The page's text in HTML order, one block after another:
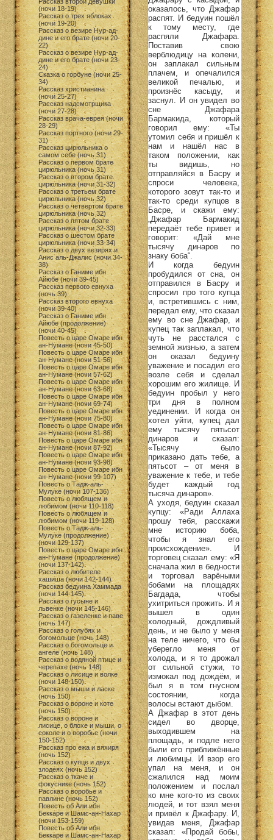
(ночи 18-19)
Рассказ о трех яблоках
(ночи 19-20)
Рассказ о везире Нур-ад-
дине и его брате (ночи 20-
22)
Рассказ о везире Нур-ад-
дине и его брате (ночи 23-
24)
Сказка о горбуне (ночи 25-
34)
Рассказ христианина
(ночи 25-27)
Рассказ надсмотрщика
(ночи 27-28)
Рассказ врача-еврея (ночи
28-29)
Рассказ портного (ночи 29-
31)
Рассказ цирюльника о
самом себе (ночь 31)
Рассказ о первом брате
цирюльника (ночь 31)
Рассказ о втором брате
цирюльника (ночи 31-32)
Рассказ о третьем брате
цирюльника (ночь 32)
Рассказ о четвертом брате
цирюльника (ночь 32)
Рассказ о пятом брате
цирюльника (ночи 32-33)
Рассказ о шестом брате
цирюльника (ночи 33-34)
Рассказ о двух везирях и
Анис аль-Джалис (ночи 34-
38)
Рассказ о Ганиме ибн
Айюбе (ночи 39-45)
Рассказ первого евнуха
(ночь 39)
Рассказ второго евнуха
(ночи 39-40)
Рассказ о Ганиме ибн
Айюбе (продолжение)
(ночи 40-45)
Повесть о царе Омаре ибн
ан-Нумане (ночи 45-50)
Повесть о царе Омаре ибн
ан-Нумане (ночи 51-56)
Повесть о царе Омаре ибн
ан-Нумане (ночи 57-62)
Повесть о царе Омаре ибн
ан-Нумане (ночи 63-68)
Повесть о царе Омаре ибн
ан-Нумане (ночи 69-74)
Повесть о царе Омаре ибн
ан-Нумане (ночи 75-80)
Повесть о царе Омаре ибн
ан-Нумане (ночи 81-86)
Повесть о царе Омаре ибн
ан-Нумане (ночи 87-92)
Повесть о царе Омаре ибн
ан-Нумане (ночи 93-98)
Повесть о царе Омаре ибн
ан-Нумане (ночи 99-107)
Повесть о Тадж-аль-
Мулуке (ночи 107-136)
Повесть о любящем и
любимом (ночи 110-118)
Повесть о любящем и
любимом (ночи 119-128)
Повесть о Тадж-аль-
Мулуке (продолжение)
(ночи 129-137)
Повесть о царе Омаре ибн
ан-Нумане (продолжение)
(ночи 137-142)
Рассказ о любителе
хашиша (ночи 142-144)
Рассказ бедуина Хаммада
(ночи 144-145)
Рассказ о гусыне и
львенке (ночи 145-146)
Рассказ о газеленке и паве
(ночь 147)
Рассказ о голубях и
богомольце (ночь 148)
Рассказ о богомольце и
ангеле (ночь 148)
Рассказ о водяной птице и
черепахе (ночь 148)
Рассказ о лисице и волке
(ночи 148-150)
Рассказ о мыши и ласке
(ночь 150)
Рассказ о вороне и коте
(ночь 150)
Рассказ о вороне и
лисице, о блохе и мыши, о
соколе и о воробье (ночи
150-152)
Рассказ про ежа и вяхиря
(ночь 152)
Рассказ о купце и двух
злодеях (ночь 152)
Рассказ о ткаче и
фокуснике (ночь 152)
Рассказ о воробье и
павлине (ночь 152)
Повесть об Али ибн
Беккаре и Шамс-ан-Нахар
(ночи 153-159)
Повесть об Али ибн
Беккаре и Шамс-ан-Нахар
оказалось, что Джафар
распят. И бедуин пошёл
к тому месту, где
распяли Джафара.
Поставив свою
верблюдицу на колени,
он заплакал сильным
плачем, и опечалился
великой печалью, и
произнёс касыду, и
заснул. И он увидел во
сне Джафара
Бармакида, который
говорил ему: «Ты
утомил себя и пришёл к
нам и нашёл нас в
таком положении, как
ты видишь, но
отправляйся в Басру и
спроси человека,
которого зовут так-то и
так-то среди купцов в
Басре, и скажи ему:
„Джафар Бармакид
передаёт тебе привет и
говорит: «Дай мне
тысячу динаров по
знаку боба“.
И когда бедуин
пробудился от сна, он
отправился в Басру и
спросил про того купца
и, встретившись с ним,
передал ему, что сказал
ему во сне Джафар, и
купец так заплакал, что
чуть не расстался с
земной жизнью, а затем
он оказал бедуину
уважение и посадил его
возле себя и сделал
хорошим его жилище. И
бедуин пробыл у него
три дня в полном
уединении. И когда он
хотел уйти, купец дал
ему тысячу пятьсот
динаров и сказал:
«Тысячу было
приказано дать тебе, а
пятьсот – от меня в
уважение к тебе, и тебе
будет каждый год
тысяча динаров».
А уходя, бедуин сказал
купцу: «Ради Аллаха
прошу тебя, расскажи
мне историю боба,
чтобы я знал его
происхождение». И
торговец сказал ему: «Я
сначала жил в бедности
и торговал варёными
бобами на площадях
Багдада, чтобы
ухитриться прожить. И я
вышел в один
холодный, дождливый
день, и не было у меня
на теле ничего, что бы
уберегло меня от
холода, и я то дрожал
от сильной стужи, то
измокал под дождём, и
был я в том гнусном
состоянии, когда
волосы встают дыбом.
А Джафар в этот день
сидел во дворце,
выходившем на
площадь, и подле него
были его приближённые
и любимцы. И взор его
упал на меня, и он
сжалился над моим
положением и послал
ко мне кого-то из своих
людей, и тот взял меня
и привёл к Джафару. И,
увидав меня, Джафар
сказал: «Продай бобы,